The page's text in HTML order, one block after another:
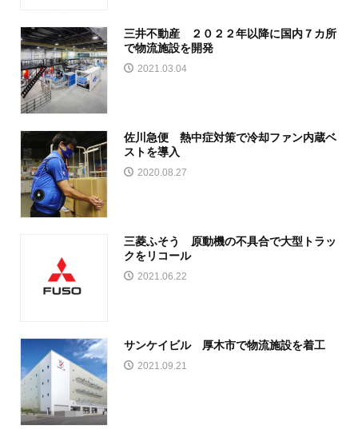
三井不動産 ２０２２年以降に国内７カ所
で物流施設を開発
2021.03.04
佐川急便 熱中症対策で冷却ファン内蔵ベ
ストを導入
2020.08.27
三菱ふそう 原動機の不具合で大型トラッ
クをリコール
2021.06.22
サンケイビル 厚木市で物流施設を着工
2021.09.21